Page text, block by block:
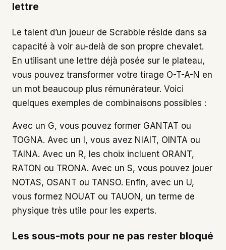
lettre
Le talent d’un joueur de Scrabble réside dans sa
capacité à voir au-delà de son propre chevalet.
En utilisant une lettre déjà posée sur le plateau,
vous pouvez transformer votre tirage O-T-A-N en
un mot beaucoup plus rémunérateur. Voici
quelques exemples de combinaisons possibles :
Avec un G, vous pouvez former GANTAT ou
TOGNA. Avec un I, vous avez NIAIT, OINTA ou
TAINA. Avec un R, les choix incluent ORANT,
RATON ou TRONA. Avec un S, vous pouvez jouer
NOTAS, OSANT ou TANSO. Enfin, avec un U,
vous formez NOUAT ou TAUON, un terme de
physique très utile pour les experts.
Les sous-mots pour ne pas rester bloqué